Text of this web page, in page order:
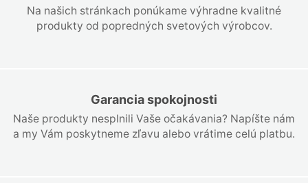
Na našich stránkach ponúkame výhradne kvalitné
produkty od popredných svetových výrobcov.
Garancia spokojnosti
Naše produkty nesplnili Vaše očakávania? Napíšte nám
a my Vám poskytneme zľavu alebo vrátime celú platbu.